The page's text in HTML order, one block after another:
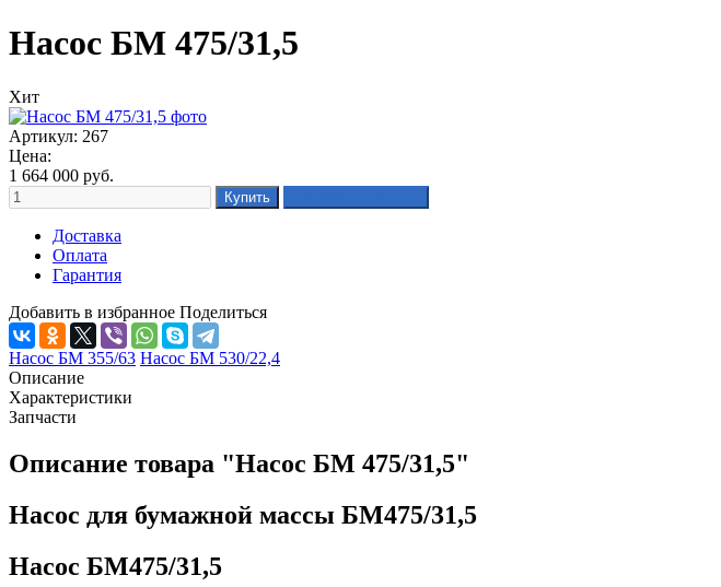
Насос БМ 475/31,5
Хит
Артикул: 267
Цена:
1 664 000 руб.
Доставка
Оплата
Гарантия
Добавить в избранное Поделиться
Насос БМ 355/63 Насос БМ 530/22,4
Описание
Характеристики
Запчасти
Описание товара "Насос БМ 475/31,5"
Насос для бумажной массы БМ475/31,5
Насос БМ475/31,5